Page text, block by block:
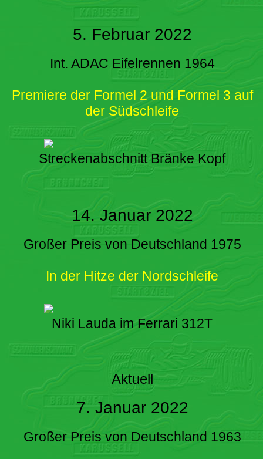
5. Februar 2022
Int. ADAC Eifelrennen 1964
Premiere der Formel 2 und Formel 3 auf
der Südschleife
Streckenabschnitt Bränke Kopf
14. Januar 2022
Großer Preis von Deutschland 1975
In der Hitze der Nordschleife
Niki Lauda im Ferrari 312T
Aktuell
7. Januar 2022
Großer Preis von Deutschland 1963